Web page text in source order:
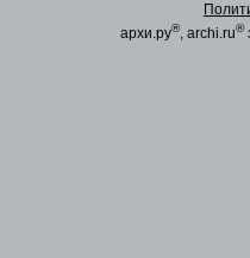
архи.ру®, archi.ru®